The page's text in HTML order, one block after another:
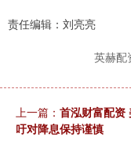
责任编辑：刘亮亮
英赫配
上一篇： 首泓财富配资
吁对降息保持谨慎